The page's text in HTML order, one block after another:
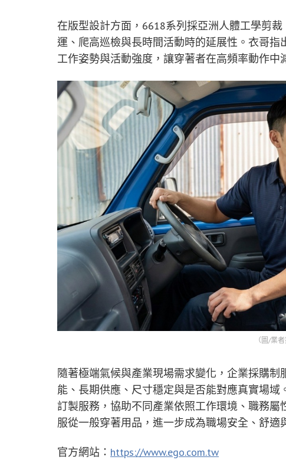
在版型設計方面，6618系列採亞洲人體工學剪
運、爬高巡檢與長時間活動時的延展性。衣哥
工作姿勢與活動強度，讓穿著者在高頻率動作中
（圖/業者
隨著極端氣候與產業現場需求變化，企業採購
能、長期供應、尺寸穩定與是否能對應真實場域
訂製服務，協助不同產業依照工作環境、職務
服從一般穿著用品，進一步成為職場安全、舒適
官方網站： https://www.ego.com.tw